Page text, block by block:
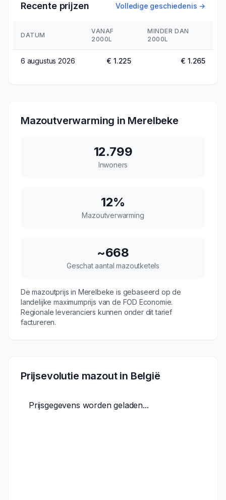
Recente prijzen Volledige geschiedenis →
DATUM
VANAF
2000L
MINDER DAN
2000L
6 augustus 2026 € 1.225 € 1.265
Mazoutverwarming in Merelbeke
12.799
Inwoners
12%
Mazoutverwarming
~668
Geschat aantal mazoutketels
De mazoutprijs in Merelbeke is gebaseerd op de
landelijke maximumprijs van de FOD Economie.
Regionale leveranciers kunnen onder dit tarief
factureren.
Prijsevolutie mazout in België
Prijsgegevens worden geladen...